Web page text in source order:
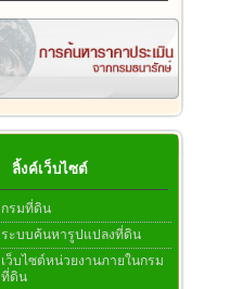
ลิ้งค์เว็บไซต์
กรมที่ดิน
ระบบค้นหารูปแปลงที่ดิน
เว็บไซต์หน่วยงานภายในกรม
ที่ดิน